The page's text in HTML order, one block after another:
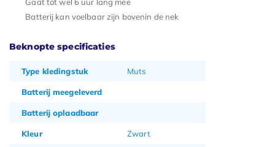
Gaat tot wel 6 uur lang mee
Batterij kan voelbaar zijn bovenin de nek
Beknopte specificaties
Type kledingstuk Muts
Batterij meegeleverd
Batterij oplaadbaar
Kleur Zwart